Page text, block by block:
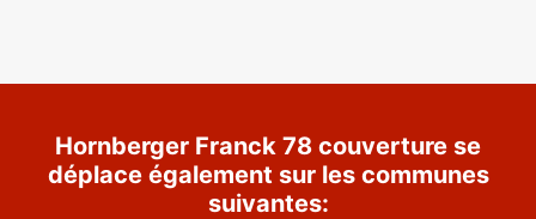
Hornberger Franck 78 couverture se
déplace également sur les communes
suivantes: